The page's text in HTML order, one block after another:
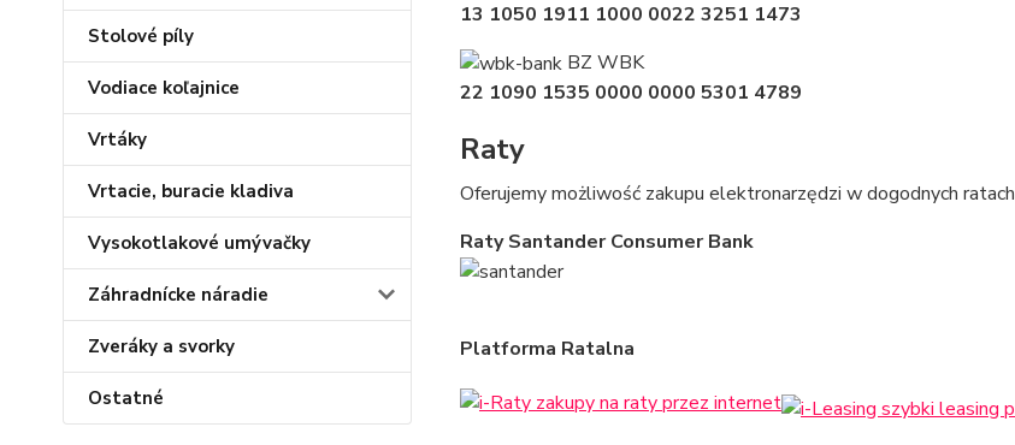
Stolové píly
Vodiace koľajnice
Vrtáky
Vrtacie, buracie kladiva
Vysokotlakové umývačky
Záhradnícke náradie
Zveráky a svorky
Ostatné
13 1050 1911 1000 0022 3251 1473
BZ WBK
22 1090 1535 0000 0000 5301 4789
Raty
Oferujemy możliwość zakupu elektronarzędzi w dogodnych ratach
Raty Santander Consumer Bank
Platforma Ratalna